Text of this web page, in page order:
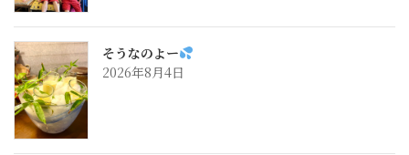
そうなのよー
2026年8月4日